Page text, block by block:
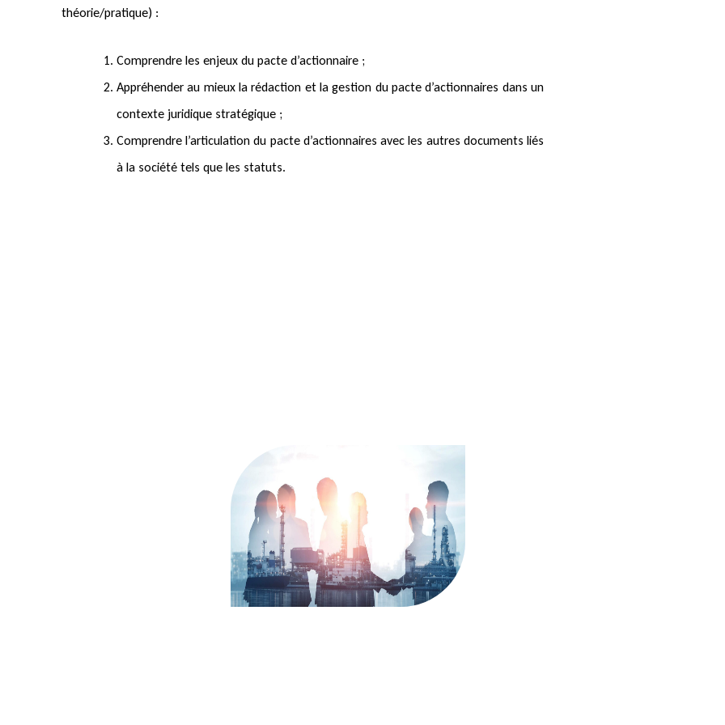
théorie/pratique) :
Comprendre les enjeux du pacte d’actionnaire ;
Appréhender au mieux la rédaction et la gestion du pacte d’actionnaires dans un
contexte juridique stratégique ;
Comprendre l’articulation du pacte d’actionnaires avec les autres documents liés
à la société tels que les statuts.